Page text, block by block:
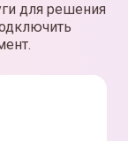
для решения